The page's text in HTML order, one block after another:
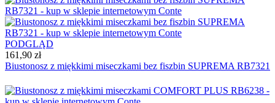
PODGLĄD
161,90 zł
Biustonosz z miękkimi miseczkami bez fiszbin SUPREMA RB7321